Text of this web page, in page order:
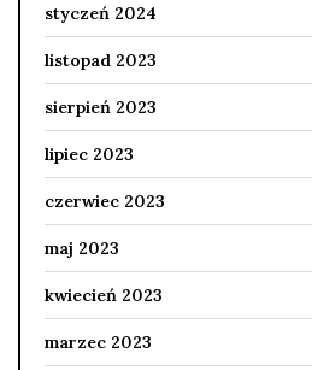
styczeń 2024
listopad 2023
sierpień 2023
lipiec 2023
czerwiec 2023
maj 2023
kwiecień 2023
marzec 2023